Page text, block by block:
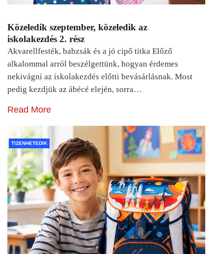
Közeledik szeptember, közeledik az
iskolakezdés 2. rész
Akvarellfesték, babzsák és a jó cipő titka Előző
alkalommal arról beszélgettünk, hogyan érdemes
nekivágni az iskolakezdés előtti bevásárlásnak. Most
pedig kezdjük az ábécé elején, sorra…
Read More
TIZENHETEDIK